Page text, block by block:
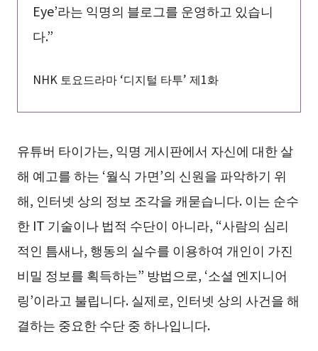
Eye’라는 익명의 블로그를 운영하고 있습니
다.”
NHK 토요드라마 ‘디지털 타투’ 제1화
유튜버 타이가는, 익명 게시판에서 자신에 대한 살
해 예고를 하는 ‘월식 가면’의 신원을 파악하기 위
해, 인터넷 상의 정보 조각을 캐묻습니다. 이는 순수
한 IT 기술이나 법적 수단이 아니라, “사람의 심리
적인 틈새나, 행동의 실수를 이용하여 개인이 가진
비밀 정보를 획득하는” 방법으로, ‘소셜 엔지니어
링’이라고 불립니다. 실제로, 인터넷 상의 사건을 해
결하는 중요한 수단 중 하나입니다.